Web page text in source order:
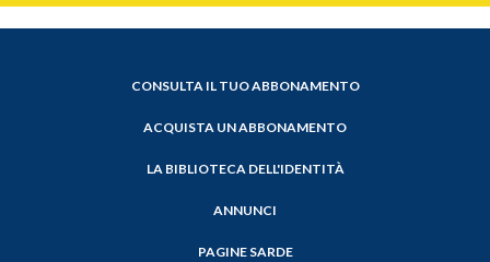
CONSULTA IL TUO ABBONAMENTO
ACQUISTA UN ABBONAMENTO
LA BIBLIOTECA DELL'IDENTITÀ
ANNUNCI
PAGINE SARDE